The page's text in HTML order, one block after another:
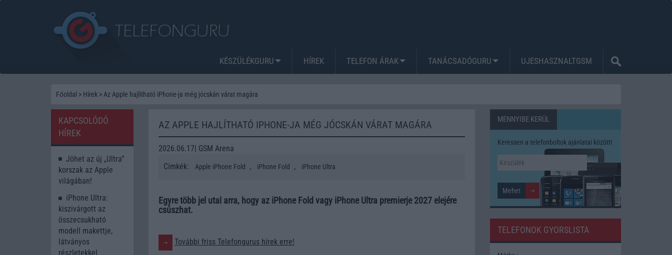
KÉSZÜLÉKGURU HÍREK TELEFON ÁRAK TANÁCSADÓGURU UJESHASZNALTGSM
Főoldal > Hírek > Az Apple hajlítható iPhone-ja még jócskán várat magára
AZ APPLE HAJLÍTHATÓ IPHONE-JA MÉG JÓCSKÁN VÁRAT MAGÁRA
2026.06.17| GSM Arena
Címkék:
Apple iPhone Fold , iPhone Fold , iPhone Ultra
Egyre több jel utal arra, hogy az iPhone Fold vagy iPhone Ultra premierje 2027 elejére
csúszhat.
További friss Telefongurus hírek erre!
KAPCSOLÓDÓ
HÍREK
Jöhet az új „Ultra”
korszak az Apple
világában!
iPhone Ultra:
kiszivárgott az
összecsukható
modell makettje,
látványos
részletekkel
MENNYIBE KERÜL
Keressen a telefonboltok ajánlatai között!
TELEFONOK GYORSLISTA